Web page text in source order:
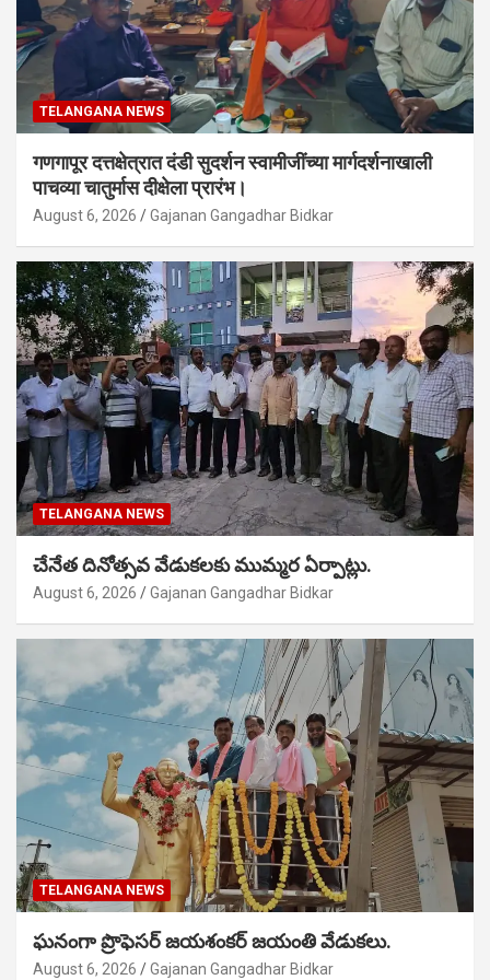
TELANGANA NEWS
गणगापूर दत्तक्षेत्रात दंडी सुदर्शन स्वामीजींच्या मार्गदर्शनाखाली
पाचव्या चातुर्मास दीक्षेला प्रारंभ।
August 6, 2026 Gajanan Gangadhar Bidkar
TELANGANA NEWS
చేనేత దినోత్సవ వేడుకలకు ముమ్మర ఏర్పాట్లు.
August 6, 2026 Gajanan Gangadhar Bidkar
TELANGANA NEWS
ఘనంగా ప్రొఫెసర్ జయశంకర్ జయంతి వేడుకలు.
August 6, 2026 Gajanan Gangadhar Bidkar